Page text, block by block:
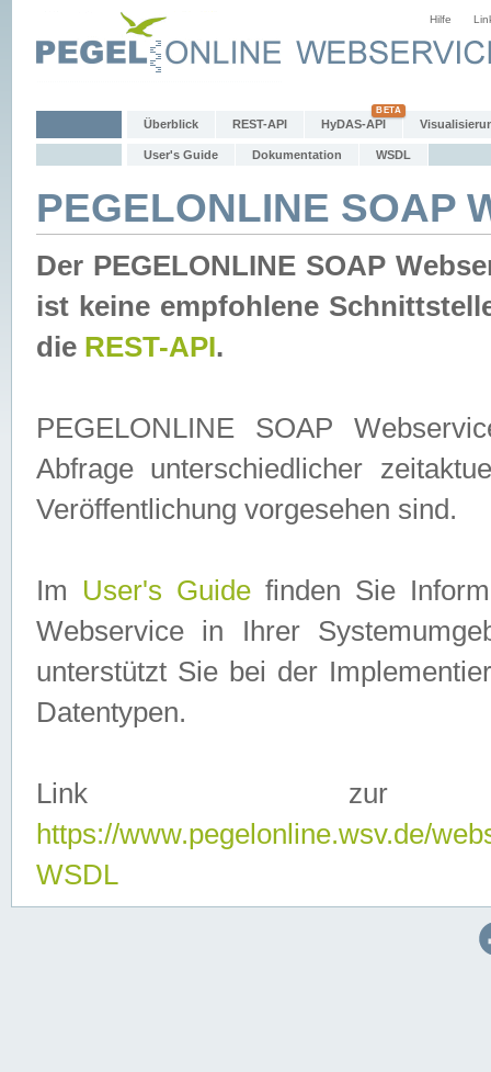
Hilfe
Überblick REST-API HyDAS-API
User's Guide Dokumentation WSDL
PEGELONLINE SOAP
Der PEGELONLINE SOAP
ist keine empfohlene
die REST-API.
PEGELONLINE SOAP
Abfrage unterschiedlicher
Veröffentlichung vorgesehen sind.
Im User's Guidefinden Sie
Webservice in Ihrer
unterstützt Sie bei der
Datentypen.
Link zur
https://www.pegelonline.wsv.de/
WSDL